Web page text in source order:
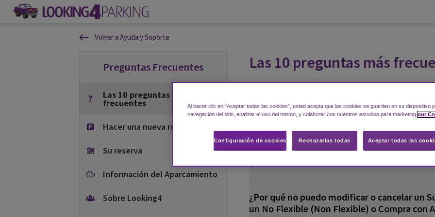
Volver a Ayuda y Soporte
Preguntas Frecuentes
Las 10 preguntas más
frecuentes
Hacer una nueva reserva
Su reserva
Información del Aparcamiento
Sobre Looking4
Las 10 preguntas más
No encuentro el correo de confirmación.
recibiré el correo de confirmación? ¿Cómo
¿Por qué no puedo modificar o cancelar un
un No Flexible (Non Flexible) o Compra con
Al hacer clic en “Aceptar todas las cookies”, usted acepta que las cookies se guarden en su dispositivo
navegación del sitio, analizar el uso del mismo, y colaborar con nuestros estudios para marketing. our
Configuración de cookies Rechazarlas todas Aceptar todas las